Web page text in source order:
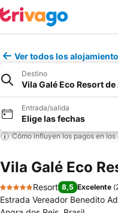
Ver todos los
Destino
Vila Galé Eco Resort
Entrada/salida
Elige las fechas
Cómo influyen los pagos en los
Vila Galé Eco
5 Estrellas
Resort 8,5 Excelente (
Estrada Vereador Benedito